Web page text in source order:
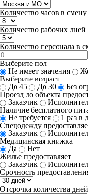
Количество часов в смену
Количество рабочих
Количество персонала в
Выберите пол
Не имеет значения
Выберите возраст
До 45
До 30
Без
Проезд до объекта
Заказчик
Наличие бесплатного
Не требуется
1 раз в
Спецодежду
Заказчик
Медицинская книжка
Да
Нет
Жилье предоставляет
Заказчик
Срочность
Отсрочка количества дней